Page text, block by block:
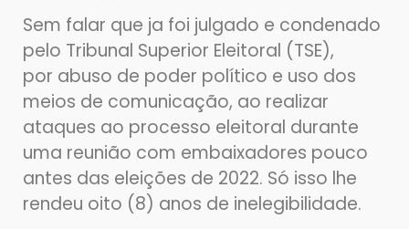
Sem falar que ja foi julgado e condenado
pelo Tribunal Superior Eleitoral (TSE),
por abuso de poder político e uso dos
meios de comunicação, ao realizar
ataques ao processo eleitoral durante
uma reunião com embaixadores pouco
antes das eleições de 2022. Só isso lhe
rendeu oito (8) anos de inelegibilidade.